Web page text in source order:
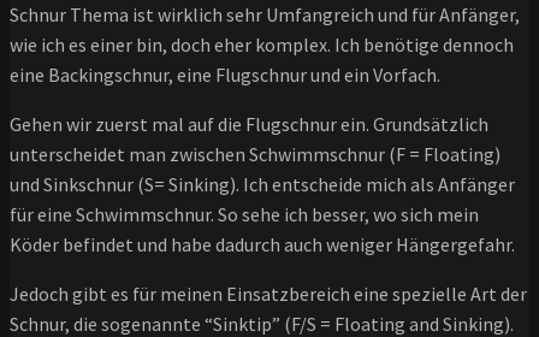
Schnur Thema ist wirklich sehr Umfangreich und für Anfänger,
wie ich es einer bin, doch eher komplex. Ich benötige dennoch
eine Backingschnur, eine Flugschnur und ein Vorfach.
Gehen wir zuerst mal auf die Flugschnur ein. Grundsätzlich
unterscheidet man zwischen Schwimmschnur (F = Floating)
und Sinkschnur (S= Sinking). Ich entscheide mich als Anfänger
für eine Schwimmschnur. So sehe ich besser, wo sich mein
Köder befindet und habe dadurch auch weniger Hängergefahr.
Jedoch gibt es für meinen Einsatzbereich eine spezielle Art der
Schnur, die sogenannte “Sinktip” (F/S = Floating and Sinking).